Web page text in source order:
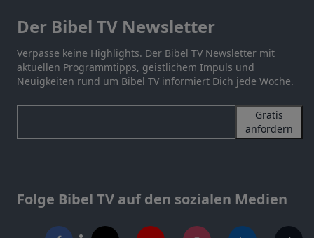
Der Bibel TV Newsletter
Verpasse keine Highlights. Der Bibel TV Newsletter mit
aktuellen Programmtipps, geistlichem Impuls und
Neuigkeiten rund um Bibel TV informiert Dich jede Woche.
Gratis
anfordern
Folge Bibel TV auf den sozialen Medien